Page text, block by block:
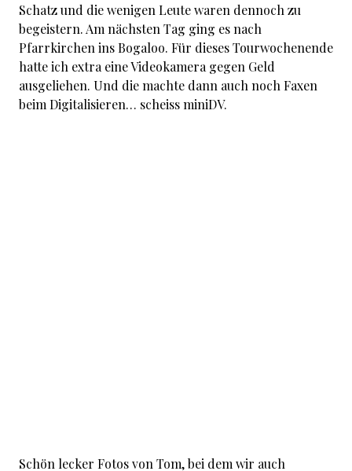
Schatz und die wenigen Leute waren dennoch zu
begeistern. Am nächsten Tag ging es nach
Pfarrkirchen ins Bogaloo. Für dieses Tourwochenende
hatte ich extra eine Videokamera gegen Geld
ausgeliehen. Und die machte dann auch noch Faxen
beim Digitalisieren… scheiss miniDV.
Schön lecker Fotos von Tom, bei dem wir auch